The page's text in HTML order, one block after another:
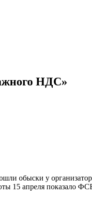
НДС»
обыски у
15 апреля показало